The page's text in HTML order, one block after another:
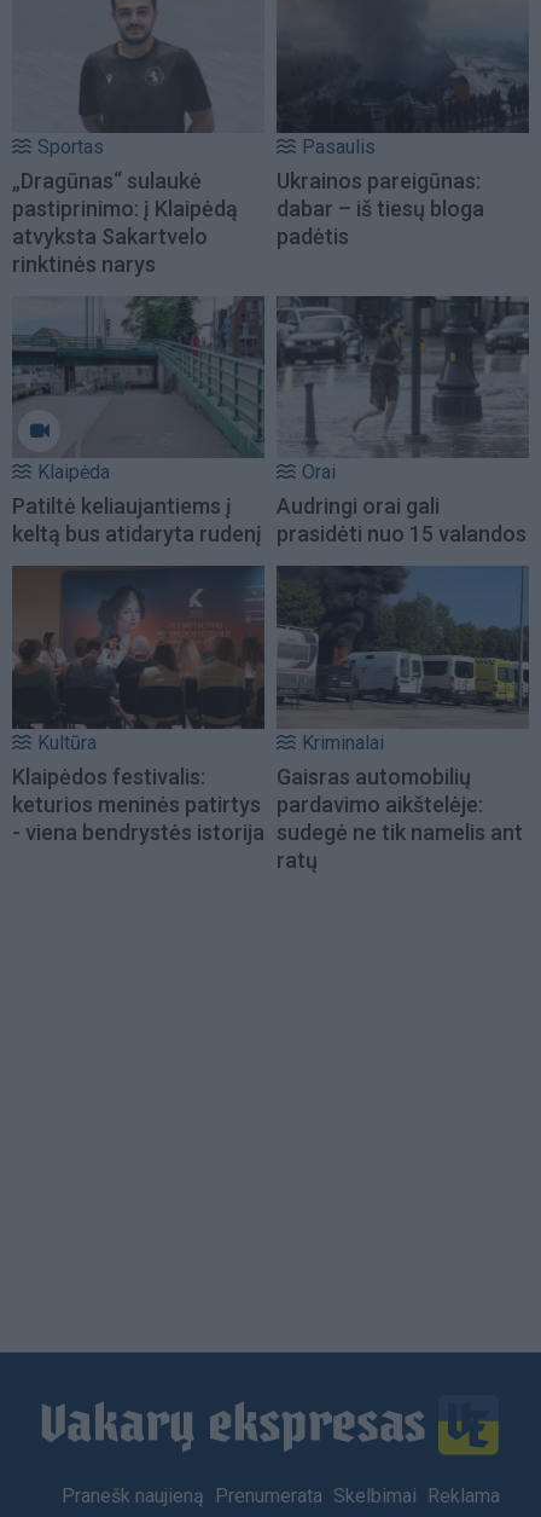
Sportas
„Dragūnas“ sulaukė
pastiprinimo: į Klaipėdą
atvyksta Sakartvelo
rinktinės narys
Pasaulis
Ukrainos pareigūnas:
dabar – iš tiesų bloga
padėtis
Klaipėda
Patiltė keliaujantiems į
keltą bus atidaryta rudenį
Orai
Audringi orai gali
prasidėti nuo 15 valandos
Kultūra
Klaipėdos festivalis:
keturios meninės patirtys
- viena bendrystės istorija
Kriminalai
Gaisras automobilių
pardavimo aikštelėje:
sudegė ne tik namelis ant
ratų
Footer
Pranešk naujieną Prenumerata Skelbimai Reklama